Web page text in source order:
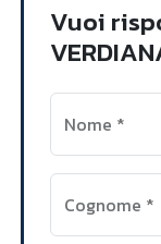
Vuoi
Nome *
Cognome *